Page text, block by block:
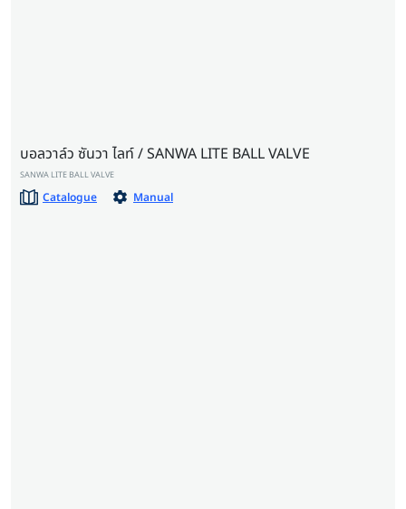
บอลวาล์ว ซันวา ไลท์ / SANWA LITE BALL VALVE
SANWA LITE BALL VALVE
Catalogue Manual